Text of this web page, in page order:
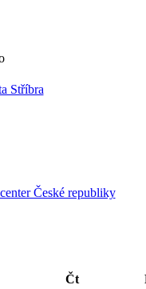
Stříbra
České republiky
Čt